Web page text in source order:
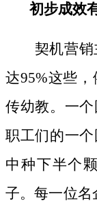
初步成效
契机营
达95%这些
传幼教。一
职工们的一
中种下半个
子。每一位名